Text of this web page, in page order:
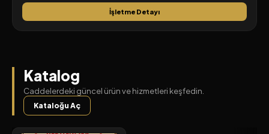
İşletme Detayı
Katalog
Caddelerdeki güncel ürün ve hizmetleri keşfedin.
Kataloğu Aç